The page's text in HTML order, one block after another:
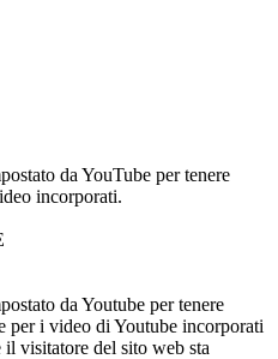
da YouTube per tenere
incorporati.
da Youtube per tenere
per i video di Youtube incorporati
il visitatore del sito web sta